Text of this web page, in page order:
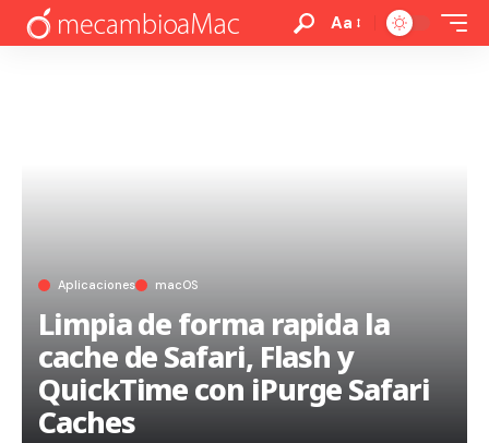
Aa
Aplicaciones macOS
Limpia de forma rapida la
cache de Safari, Flash y
QuickTime con iPurge Safari
Caches